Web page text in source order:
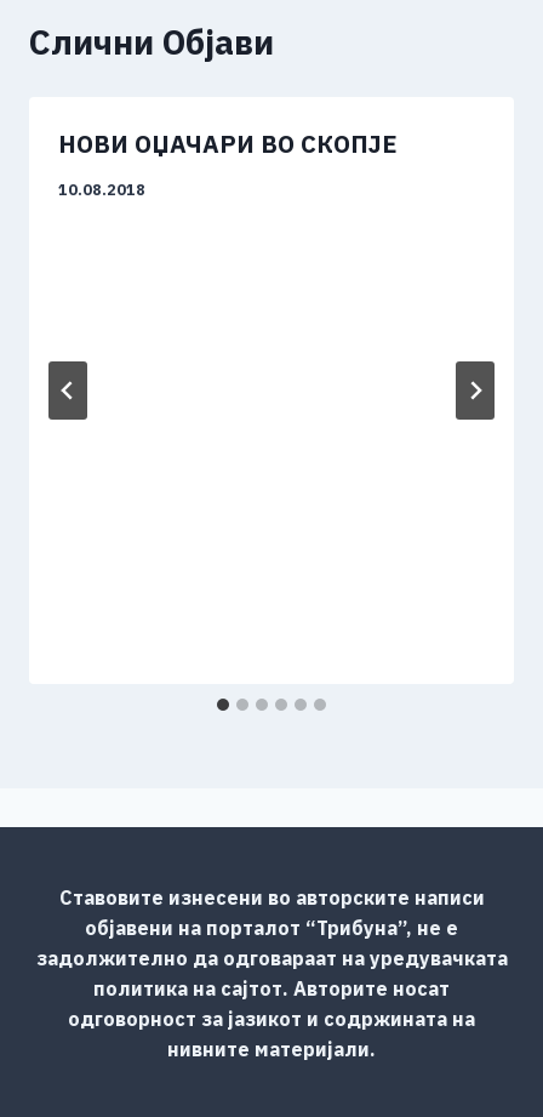
Слични Објави
НОВИ ОЏАЧАРИ ВО СКОПЈЕ
10.08.2018
Ставовите изнесени во авторските написи
објавени на порталот “Трибуна”, не е
задолжително да одговараат на уредувачката
политика на сајтот. Авторите носат
одговорност за јазикот и содржината на
нивните материјали.